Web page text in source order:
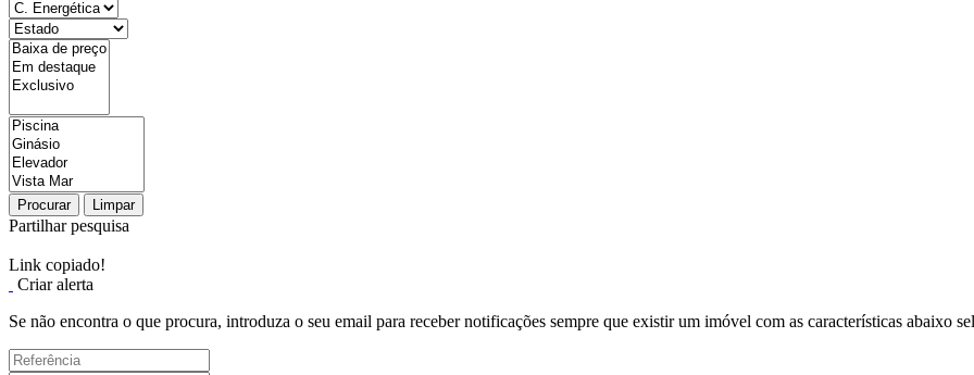
Procurar Limpar
Partilhar pesquisa
Link copiado!
Criar alerta
Se não encontra o que procura, introduza o seu email para receber notificações sempre que existir um imóvel com as características abaixo